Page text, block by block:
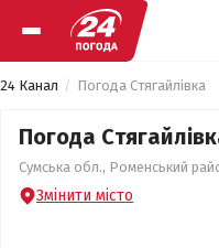
24 Канал Погода Стягайлівка
Погода
Сумська обл., Роменський
Змінити місто